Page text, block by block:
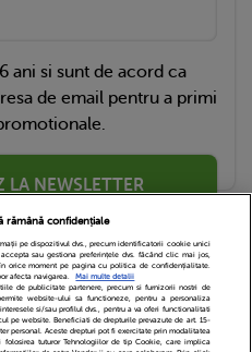
ani si sunt de acord ca
de email pentru a primi
LA NEWSLETTER
rămână confidențiale
pe dispozitivul dvs., precum identificatorii cookie unici
sau gestiona preferințele dvs. făcând clic mai jos,
orice moment pe pagina cu politica de confidențialitate.
afecta navigarea.
Mai multe detalii
de publicitate partenere, precum si furnizorii nostri de
website-ului sa functioneze, pentru a personaliza
si/sau profilul dvs., pentru a va oferi functionalitati
pe website. Beneficiati de drepturile prevazute de art. 15-
personal. Aceste drepturi pot fi exercitate prin modalitatea
folosirea tuturor Tehnologiilor de tip Cookie, care implica